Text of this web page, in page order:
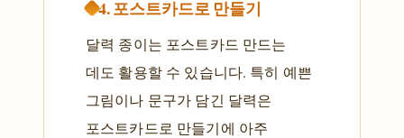
4. 포스트카드로 만들기
달력 종이는 포스트카드 만드는
데도 활용할 수 있습니다. 특히 예쁜
그림이나 문구가 담긴 달력은
포스트카드로 만들기에 아주